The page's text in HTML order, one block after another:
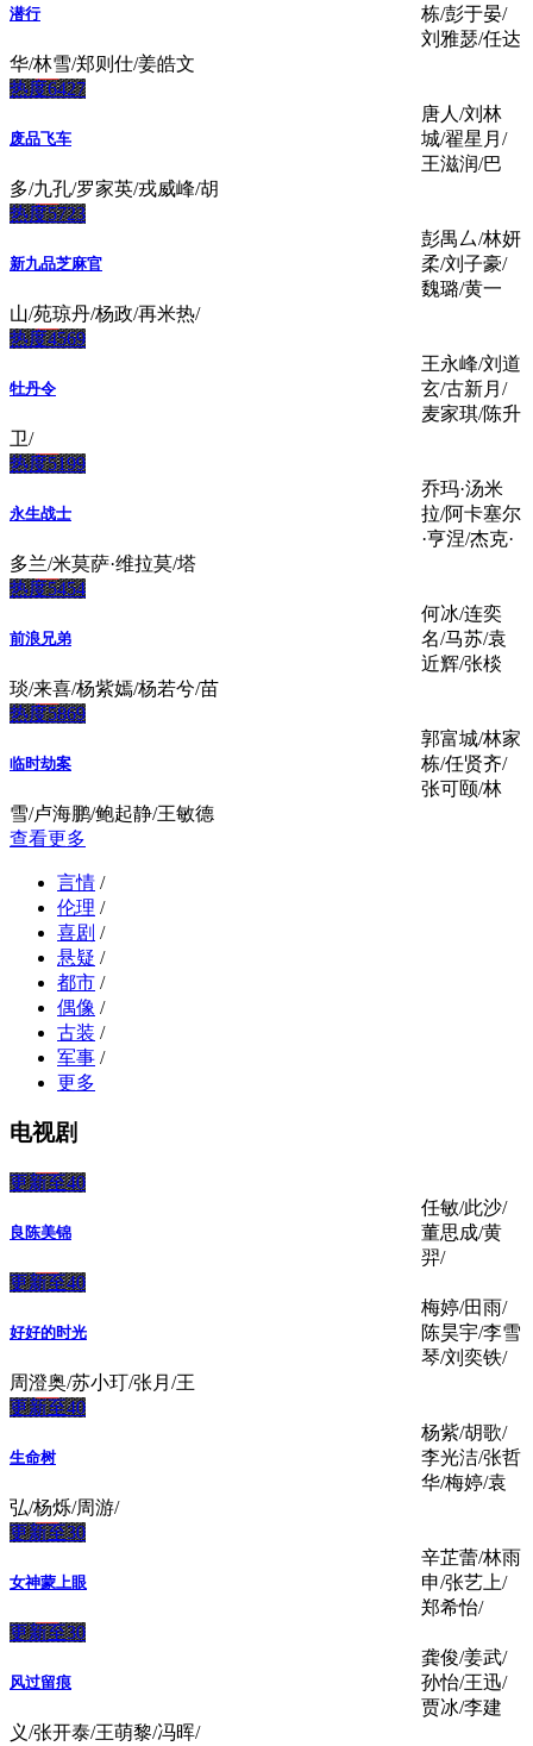
潜行
栋/彭于晏/
刘雅瑟/任达
华/林雪/郑则仕/姜皓文
热度6427
废品飞车
唐人/刘林
城/翟星月/
王滋润/巴
多/九孔/罗家英/戎威峰/胡
热度5723
新九品芝麻官
彭禺厶/林妍
柔/刘子豪/
魏璐/黄一
山/苑琼丹/杨政/再米热/
热度4569
牡丹令
王永峰/刘道
玄/古新月/
麦家琪/陈升
卫/
热度5199
永生战士
乔玛·汤米
拉/阿卡塞尔
·亨涅/杰克·
多兰/米莫萨·维拉莫/塔
热度5454
前浪兄弟
何冰/连奕
名/马苏/袁
近辉/张棪
琰/来喜/杨紫嫣/杨若兮/苗
热度5869
临时劫案
郭富城/林家
栋/任贤齐/
张可颐/林
雪/卢海鹏/鲍起静/王敏德
查看更多
言情 /
伦理 /
喜剧 /
悬疑 /
都市 /
偶像 /
古装 /
军事 /
更多
电视剧
更新至40
良陈美锦
任敏/此沙/
董思成/黄
羿/
更新至40
好好的时光
梅婷/田雨/
陈昊宇/李雪
琴/刘奕铁/
周澄奥/苏小玎/张月/王
更新至40
生命树
杨紫/胡歌/
李光洁/张哲
华/梅婷/袁
弘/杨烁/周游/
更新至30
女神蒙上眼
辛芷蕾/林雨
申/张艺上/
郑希怡/
更新至30
风过留痕
龚俊/姜武/
孙怡/王迅/
贾冰/李建
义/张开泰/王萌黎/冯晖/